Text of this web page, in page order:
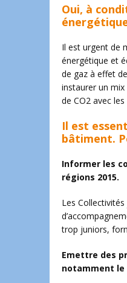
Oui, à
Il est urgent de
énergétique et
de gaz à effet
instaurer un
de CO2 avec
Il est
bâtiment.
Informer les
régions 2015.
Les
trop juniors,
Emettre des
notamment le